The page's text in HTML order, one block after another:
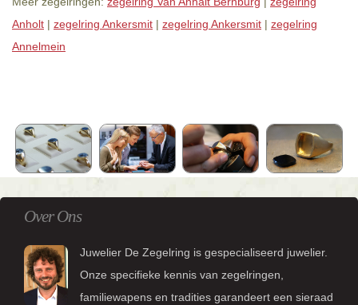
Anholt | zegelring Ankersmit | zegelring Ankersmit | zegelring
Annelmein
Over Ons
Juwelier De Zegelring is gespecialiseerd juwelier.
Onze specifieke kennis van zegelringen,
familiewapens en tradities garandeert een sieraad